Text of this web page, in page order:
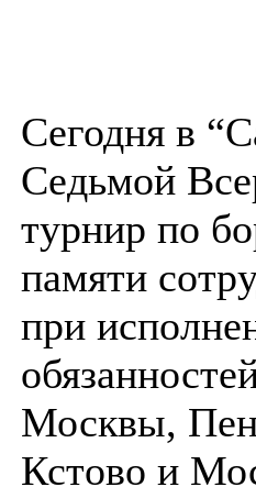
Сегодня в
Седьмой
турнир по
памяти
при
Москвы,
Кстово и